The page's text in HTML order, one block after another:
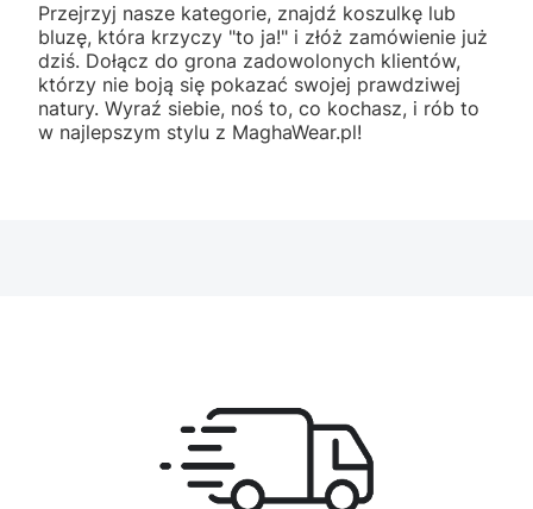
Przejrzyj nasze kategorie, znajdź koszulkę lub
bluzę, która krzyczy "to ja!" i złóż zamówienie już
dziś. Dołącz do grona zadowolonych klientów,
którzy nie boją się pokazać swojej prawdziwej
natury. Wyraź siebie, noś to, co kochasz, i rób to
w najlepszym stylu z MaghaWear.pl!